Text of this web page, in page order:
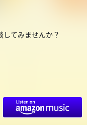
してみませんか？